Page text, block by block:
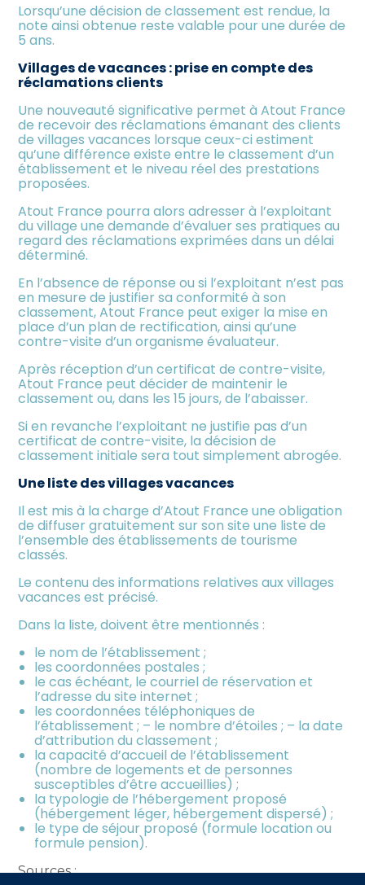
Lorsqu’une décision de classement est rendue, la
note ainsi obtenue reste valable pour une durée de
5 ans.
Villages de vacances : prise en compte des
réclamations clients
Une nouveauté significative permet à Atout France
de recevoir des réclamations émanant des clients
de villages vacances lorsque ceux-ci estiment
qu’une différence existe entre le classement d’un
établissement et le niveau réel des prestations
proposées.
Atout France pourra alors adresser à l’exploitant
du village une demande d’évaluer ses pratiques au
regard des réclamations exprimées dans un délai
déterminé.
En l’absence de réponse ou si l’exploitant n’est pas
en mesure de justifier sa conformité à son
classement, Atout France peut exiger la mise en
place d’un plan de rectification, ainsi qu’une
contre-visite d’un organisme évaluateur.
Après réception d’un certificat de contre-visite,
Atout France peut décider de maintenir le
classement ou, dans les 15 jours, de l’abaisser.
Si en revanche l’exploitant ne justifie pas d’un
certificat de contre-visite, la décision de
classement initiale sera tout simplement abrogée.
Une liste des villages vacances
Il est mis à la charge d’Atout France une obligation
de diffuser gratuitement sur son site une liste de
l’ensemble des établissements de tourisme
classés.
Le contenu des informations relatives aux villages
vacances est précisé.
Dans la liste, doivent être mentionnés :
le nom de l’établissement ;
les coordonnées postales ;
le cas échéant, le courriel de réservation et
l’adresse du site internet ;
les coordonnées téléphoniques de
l’établissement ; – le nombre d’étoiles ; – la date
d’attribution du classement ;
la capacité d’accueil de l’établissement
(nombre de logements et de personnes
susceptibles d’être accueillies) ;
la typologie de l’hébergement proposé
(hébergement léger, hébergement dispersé) ;
le type de séjour proposé (formule location ou
formule pension).
Sources :